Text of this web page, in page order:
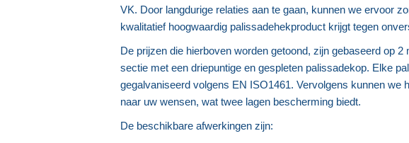
VK. Door langdurige relaties aan te gaan, kunnen we ervoor
kwalitatief hoogwaardig palissadehekproduct krijgt tegen
De prijzen die hierboven worden getoond, zijn gebaseerd op
sectie met een driepuntige en gespleten palissadekop. Elke
gegalvaniseerd volgens EN ISO1461. Vervolgens kunnen we
naar uw wensen, wat twee lagen bescherming biedt.
De beschikbare afwerkingen zijn: